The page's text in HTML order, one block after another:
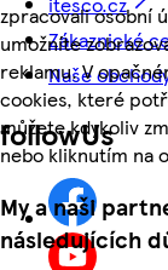
zpracovali osobní
umožníte
reklamu. V
cookies, které
můžete kdykoliv
nebo kliknutím na
My a naši
následujících
Zákaznické
Naše
followUs